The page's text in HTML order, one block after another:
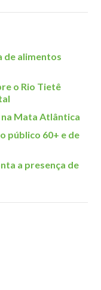
de alimentos
o Rio Tietê
Mata Atlântica
público 60+ e de
a presença de